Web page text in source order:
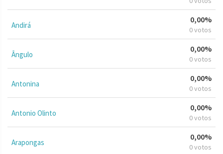
Andirá
0,00%
0 votos
Ângulo
0,00%
0 votos
Antonina
0,00%
0 votos
Antonio Olinto
0,00%
0 votos
Arapongas
0,00%
0 votos